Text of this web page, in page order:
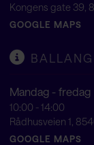
Kongens gate 39,
GOOGLE MAPS
Mandag - fredag
10:00 - 14:00
Rådhusveien 1,
GOOGLE MAPS